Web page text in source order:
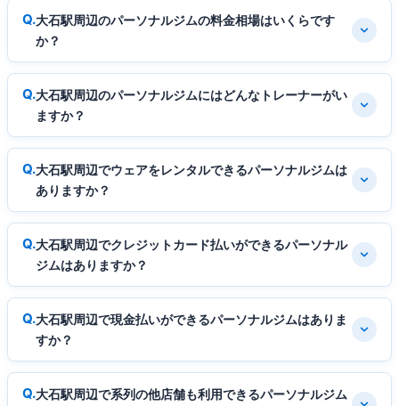
大石駅周辺のパーソナルジムの料金相場はいくらです
か？
大石駅周辺のパーソナルジムにはどんなトレーナーがい
ますか？
大石駅周辺でウェアをレンタルできるパーソナルジムは
ありますか？
大石駅周辺でクレジットカード払いができるパーソナル
ジムはありますか？
大石駅周辺で現金払いができるパーソナルジムはありま
すか？
大石駅周辺で系列の他店舗も利用できるパーソナルジム